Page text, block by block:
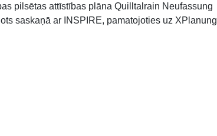
pilsētas attīstības plāna Quilltalrain Neufassung
saskaņā ar INSPIRE, pamatojoties uz XPlanung